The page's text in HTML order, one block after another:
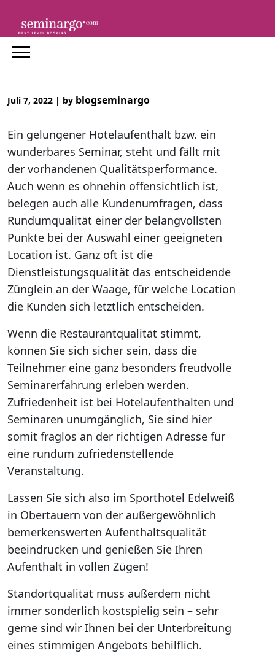
content
Juli 7, 2022 | by blogseminargo
Ein gelungener Hotelaufenthalt bzw. ein
wunderbares Seminar, steht und fällt mit
der vorhandenen Qualitätsperformance.
Auch wenn es ohnehin offensichtlich ist,
belegen auch alle Kundenumfragen, dass
Rundumqualität einer der belangvollsten
Punkte bei der Auswahl einer geeigneten
Location ist. Ganz oft ist die
Dienstleistungsqualität das entscheidende
Zünglein an der Waage, für welche Location
die Kunden sich letztlich entscheiden.
Wenn die Restaurantqualität stimmt,
können Sie sich sicher sein, dass die
Teilnehmer eine ganz besonders freudvolle
Seminarerfahrung erleben werden.
Zufriedenheit ist bei Hotelaufenthalten und
Seminaren unumgänglich, Sie sind hier
somit fraglos an der richtigen Adresse für
eine rundum zufriedenstellende
Veranstaltung.
Lassen Sie sich also im Sporthotel Edelweiß
in Obertauern von der außergewöhnlich
bemerkenswerten Aufenthaltsqualität
beeindrucken und genießen Sie Ihren
Aufenthalt in vollen Zügen!
Standortqualität muss außerdem nicht
immer sonderlich kostspielig sein – sehr
gerne sind wir Ihnen bei der Unterbreitung
eines stimmigen Angebots behilflich.